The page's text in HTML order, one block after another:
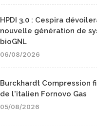
HPDI 3.0 : Cespira
nouvelle génération de
bioGNL
06/08/2026
Burckhardt Compression
de l'italien Fornovo Gas
05/08/2026